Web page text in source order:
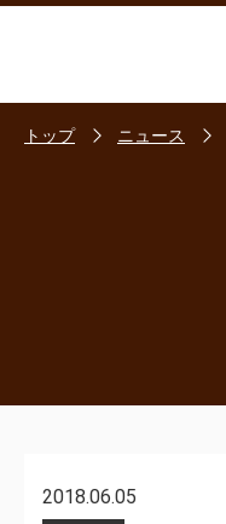
トップ ニュース
2018.06.05